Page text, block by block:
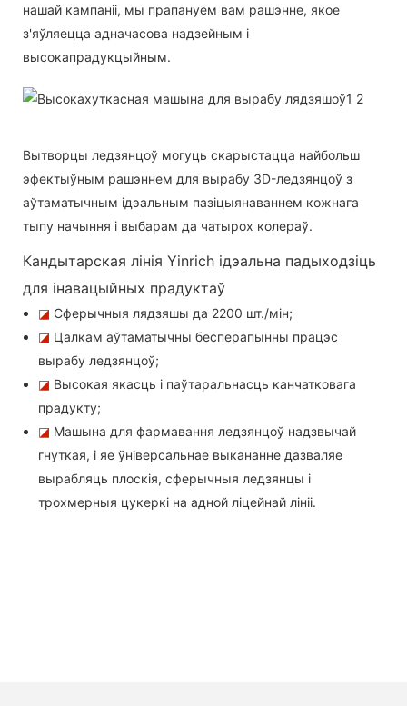
нашай кампаніі, мы прапануем вам рашэнне, якое
з'яўляецца адначасова надзейным і
высокапрадукцыйным.
Вытворцы ледзянцоў могуць скарыстацца найбольш
эфектыўным рашэннем для вырабу 3D-ледзянцоў з
аўтаматычным ідэальным пазіцыянаваннем кожнага
тыпу начыння і выбарам да чатырох колераў.
Кандытарская лінія Yinrich ідэальна падыходзіць
для інавацыйных прадуктаў
◪ Сферычныя лядзяшы да 2200 шт./мін;
◪ Цалкам аўтаматычны бесперапынны працэс
вырабу ледзянцоў;
◪ Высокая якасць і паўтаральнасць канчатковага
прадукту;
◪ Машына для фармавання ледзянцоў надзвычай
гнуткая, і яе ўніверсальнае выкананне дазваляе
вырабляць плоскія, сферычныя ледзянцы і
трохмерныя цукеркі на адной ліцейнай лініі.